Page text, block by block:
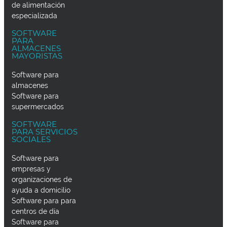
de alimentación
especializada
SOFTWARE
PARA
ALMACENES
MAYORISTAS
Software para
almacenes
Software para
supermercados
SOFTWARE
PARA SERVICIOS
SOCIALES
Software para
empresas y
organizaciones de
ayuda a domicilio
Software para para
centros de día
Software para